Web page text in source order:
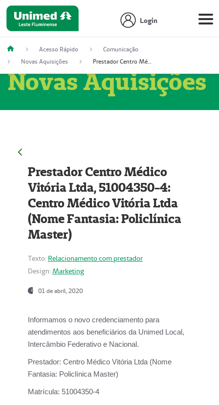
Login
Acesso Rápido
Comunicação
Novas Aquisições
Prestador Centro Médico Vitória Ltda, 51004350-4: Centro Médico Vitória Ltda (Nome Fantasia: Policlínica Master)
Novas Aquisições
Prestador Centro Médico
Vitória Ltda, 51004350-4:
Centro Médico Vitória Ltda
(Nome Fantasia: Policlínica
Master)
Texto: Relacionamento com prestador
Design: Marketing
01 de abril, 2020
Informamos o novo credenciamento para
atendimentos aos beneficiários da Unimed Local,
Intercâmbio Federativo e Nacional.
Prestador: Centro Médico Vitória Ltda (Nome
Fantasia: Policlínica Master)
Matrícula: 51004350-4